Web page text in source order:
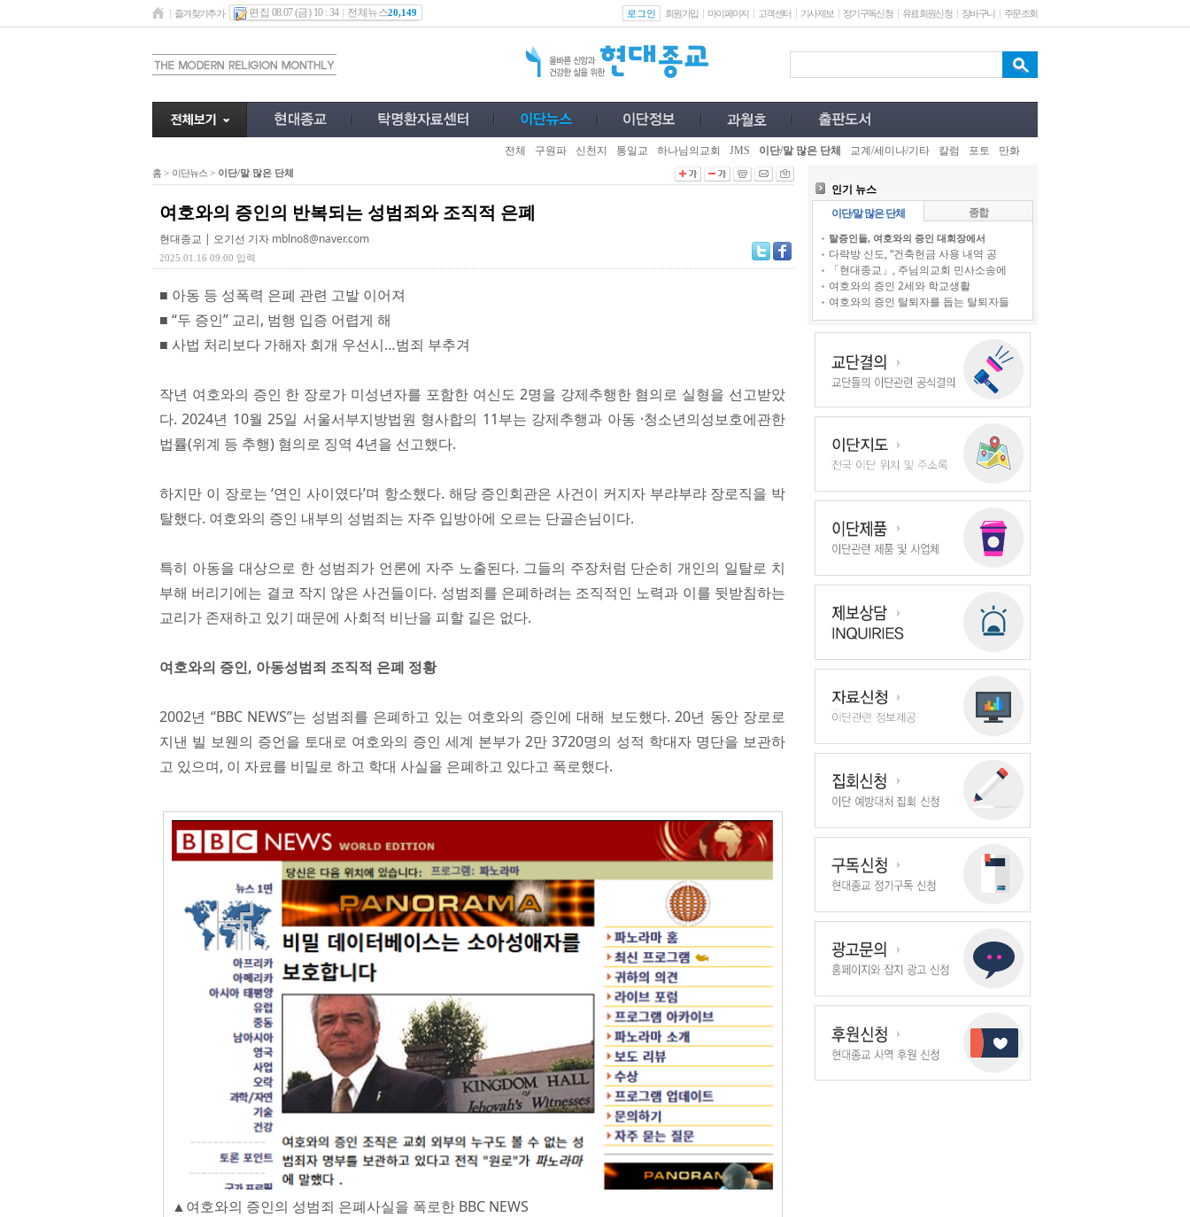
즐겨찾기추가 편집 08.07 (금) 10 : 34 전체뉴스20,149 로그인 회원가입 마이페이지 고객센터 기사제보 정기구독신청 유료회원신청 장바구니 주문조회
전체 구원파 신천지 통일교 하나님의교회 JMS 이단/말 많은 단체 교계/세미나/기타 칼럼 포토 만화
홈 > 이단뉴스 > 이단/말 많은 단체
여호와의 증인의 반복되는 성범죄와 조직적 은폐
현대종교 | 오기선 기자 mblno8@naver.com
2025.01.16 09:00 입력
■ 아동 등 성폭력 은폐 관련 고발 이어져
■ “두 증인” 교리, 범행 입증 어렵게 해
■ 사법 처리보다 가해자 회개 우선시…범죄 부추겨
작년 여호와의 증인 한 장로가 미성년자를 포함한 여신도 2명을 강제추행한 혐의로 실형을 선고받았
다. 2024년 10월 25일 서울서부지방법원 형사합의 11부는 강제추행과 아동 ·청소년의성보호에관한
법률(위계 등 추행) 혐의로 징역 4년을 선고했다.
하지만 이 장로는 ‘연인 사이였다’며 항소했다. 해당 증인회관은 사건이 커지자 부랴부랴 장로직을 박
탈했다. 여호와의 증인 내부의 성범죄는 자주 입방아에 오르는 단골손님이다.
특히 아동을 대상으로 한 성범죄가 언론에 자주 노출된다. 그들의 주장처럼 단순히 개인의 일탈로 치
부해 버리기에는 결코 작지 않은 사건들이다. 성범죄를 은폐하려는 조직적인 노력과 이를 뒷받침하는
교리가 존재하고 있기 때문에 사회적 비난을 피할 길은 없다.
여호와의 증인, 아동성범죄 조직적 은폐 정황
2002년 “BBC NEWS”는 성범죄를 은폐하고 있는 여호와의 증인에 대해 보도했다. 20년 동안 장로로
지낸 빌 보웬의 증언을 토대로 여호와의 증인 세계 본부가 2만 3720명의 성적 학대자 명단을 보관하
고 있으며, 이 자료를 비밀로 하고 학대 사실을 은폐하고 있다고 폭로했다.
▲여호와의 증인의 성범죄 은폐사실을 폭로한 BBC NEWS
인기 뉴스
이단/말 많은 단체
종합
탈증인들, 여호와의 증인 대회장에서
다락방 신도, “건축헌금 사용 내역 공
「현대종교」, 주님의교회 민사소송에
여호와의 증인 2세와 학교생활
여호와의 증인 탈퇴자를 돕는 탈퇴자들